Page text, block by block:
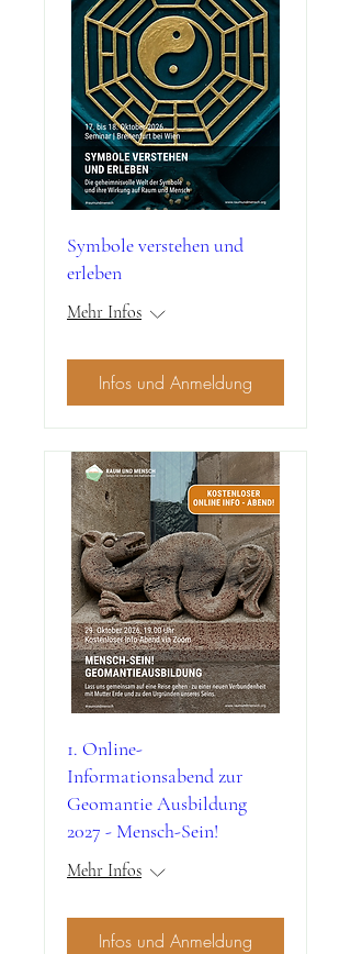
Symbole verstehen und
erleben
Mehr Infos
Infos und Anmeldung
1. Online-
Informationsabend zur
Geomantie Ausbildung
2027 - Mensch-Sein!
Mehr Infos
Infos und Anmeldung